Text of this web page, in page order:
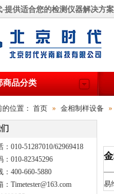
商品分类
-提供适合您的检测仪器解决方案
位置： 首页 » 金相制样设备 »
易
010-51287010/62969418
：010-82345296
：400-660-5880
：Timetester@163.com